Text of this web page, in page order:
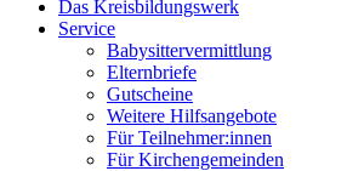
Das Kreisbildungswerk
Service
Babysittervermittlung
Elternbriefe
Gutscheine
Weitere Hilfsangebote
Für Teilnehmer:innen
Für Kirchengemeinden